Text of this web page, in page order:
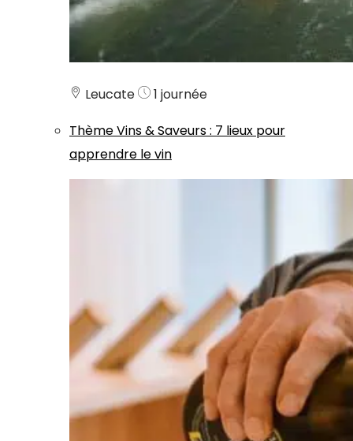
Leucate
1 journée
ThèmeVins & Saveurs: 7 lieux pour
apprendre le vin